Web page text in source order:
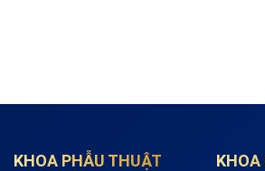
KHOA PHẪU THUẬT
KHOA